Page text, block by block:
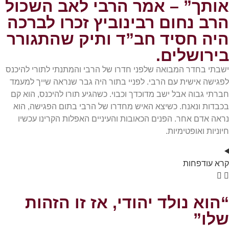
אותך” – אמר הרבי לאב השכול
הרב נחום רבינוביץ זכרו לברכה
היה חסיד חב”ד ותיק שהתגורר
בירושלים.
ישבתי בחדר המבואה שלפני חדרו של הרבי והמתנתי לתורי להיכנס
לפגישה אישית עם הרבי. לפניי בתור היה גבר שנראה שייך למעמד
חברתי גבוה אבל ישב מדוכדך וכבוי. כשהגיע תורו להיכנס, הוא קם
בכבדות ונאנח. כשיצא האיש מחדרו של הרבי בתום הפגישה, הוא
נראה אדם אחר. הפנים הכאובות והעיניים האפלות הקרינו עכשיו
חיוניות ואופטימיות.
קרא עודפחות
“הוא נולד יהודי, אז זו הזהות
שלו”